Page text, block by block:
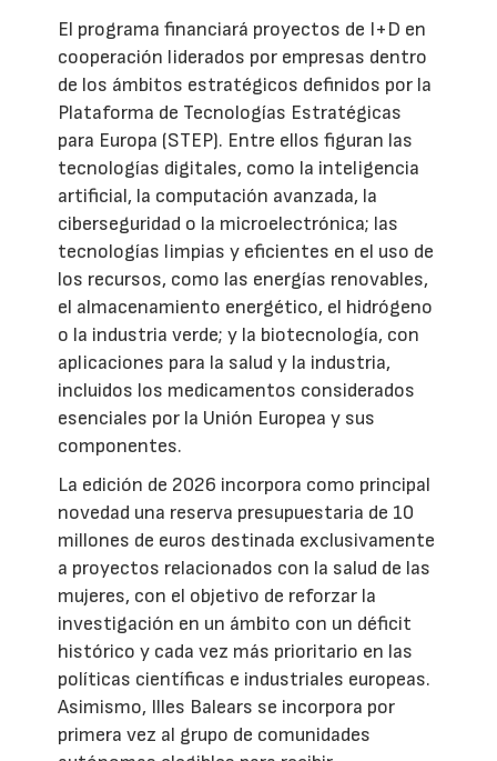
El programa financiará proyectos de I+D en
cooperación liderados por empresas dentro
de los ámbitos estratégicos definidos por la
Plataforma de Tecnologías Estratégicas
para Europa (STEP). Entre ellos figuran las
tecnologías digitales, como la inteligencia
artificial, la computación avanzada, la
ciberseguridad o la microelectrónica; las
tecnologías limpias y eficientes en el uso de
los recursos, como las energías renovables,
el almacenamiento energético, el hidrógeno
o la industria verde; y la biotecnología, con
aplicaciones para la salud y la industria,
incluidos los medicamentos considerados
esenciales por la Unión Europea y sus
componentes.
La edición de 2026 incorpora como principal
novedad una reserva presupuestaria de 10
millones de euros destinada exclusivamente
a proyectos relacionados con la salud de las
mujeres, con el objetivo de reforzar la
investigación en un ámbito con un déficit
histórico y cada vez más prioritario en las
políticas científicas e industriales europeas.
Asimismo, Illes Balears se incorpora por
primera vez al grupo de comunidades